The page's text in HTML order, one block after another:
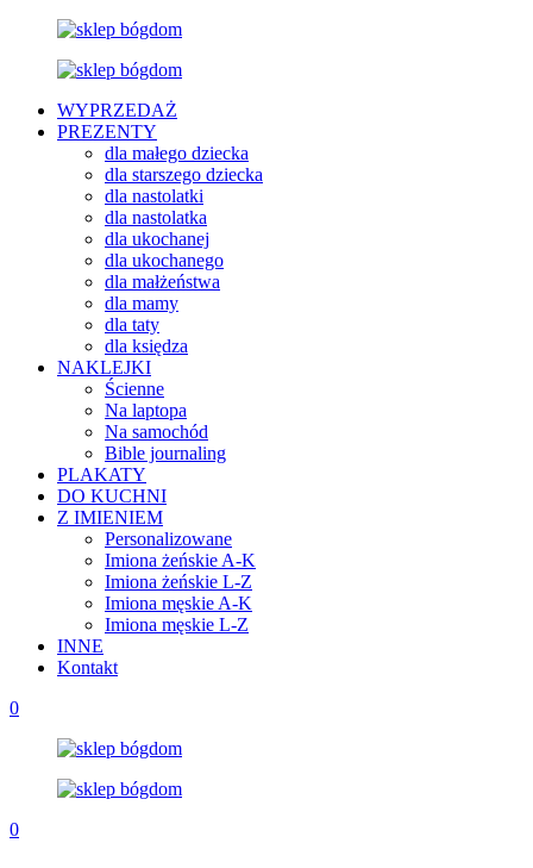
WYPRZEDAŻ
PREZENTY
dla małego dziecka
dla starszego dziecka
dla nastolatki
dla nastolatka
dla ukochanej
dla ukochanego
dla małżeństwa
dla mamy
dla taty
dla księdza
NAKLEJKI
Ścienne
Na laptopa
Na samochód
Bible journaling
PLAKATY
DO KUCHNI
Z IMIENIEM
Personalizowane
Imiona żeńskie A-K
Imiona żeńskie L-Z
Imiona męskie A-K
Imiona męskie L-Z
INNE
Kontakt
0
0